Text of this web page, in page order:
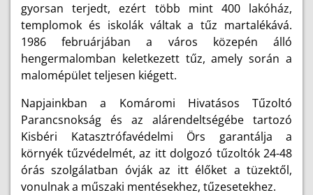
gyorsan terjedt, ezért több mint 400 lakóház,
templomok és iskolák váltak a tűz martalékává.
1986 februárjában a város közepén álló
hengermalomban keletkezett tűz, amely során a
malomépület teljesen kiégett.
Napjainkban a Komáromi Hivatásos Tűzoltó
Parancsnokság és az alárendeltségébe tartozó
Kisbéri Katasztrófavédelmi Örs garantálja a
környék tűzvédelmét, az itt dolgozó tűzoltók 24-48
órás szolgálatban óvják az itt élőket a tüzektől,
vonulnak a műszaki mentésekhez, tűzesetekhez.